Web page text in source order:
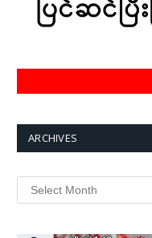
ARCHIVES
Archives